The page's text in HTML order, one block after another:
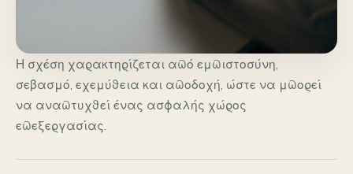
Η σχέση χαρακτηρίζεται από εμπιστοσύνη,
σεβασμό, εχεμύθεια και αποδοχή, ώστε να μπορεί
να αναπτυχθεί ένας ασφαλής χώρος
επεξεργασίας.